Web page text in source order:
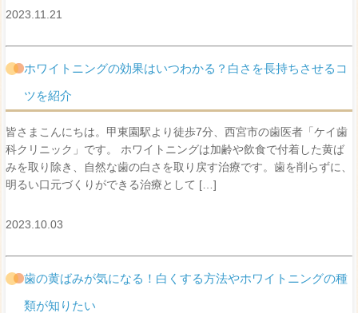
2023.11.21
ホワイトニングの効果はいつわかる？白さを長持ちさせるコ
ツを紹介
皆さまこんにちは。甲東園駅より徒歩7分、西宮市の歯医者「ケイ歯
科クリニック」です。 ホワイトニングは加齢や飲食で付着した黄ば
みを取り除き、自然な歯の白さを取り戻す治療です。歯を削らずに、
明るい口元づくりができる治療として […]
2023.10.03
歯の黄ばみが気になる！白くする方法やホワイトニングの種
類が知りたい